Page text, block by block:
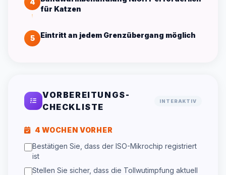
4
für Katzen
5 Eintritt an jedem Grenzübergang möglich
VORBEREITUNGS-
CHECKLISTE
INTERAKTIV
4 WOCHEN VORHER
Bestätigen Sie, dass der ISO-Mikrochip registriert
ist
Stellen Sie sicher, dass die Tollwutimpfung aktuell